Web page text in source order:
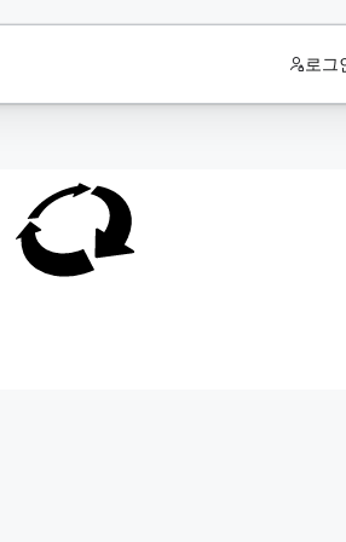
로그